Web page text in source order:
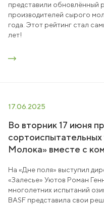
представили обновлённый
производителей сырого
года. Этот рейтинг стал
лет!
17.06.2025
Во вторник 17 июня
сортоиспытательных
Молока» вместе с
На «Дне поля» выступил
«Залесье» Уютов Роман
многолетних испытаний
BASF представила свои